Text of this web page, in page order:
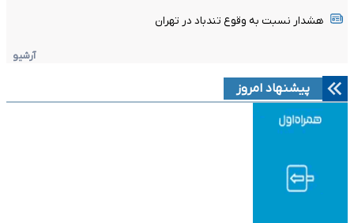
هشدار نسبت به وقوع تندباد در تهران
آرشیو
پیشنهاد امروز